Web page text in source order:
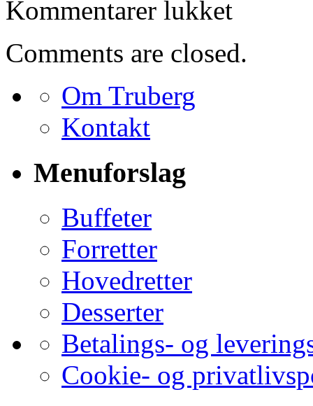
Kommentarer lukket
Chantelou
Comments are closed.
Om Truberg
Kontakt
Menuforslag
Buffeter
Forretter
Hovedretter
Desserter
Betalings- og
Cookie- og